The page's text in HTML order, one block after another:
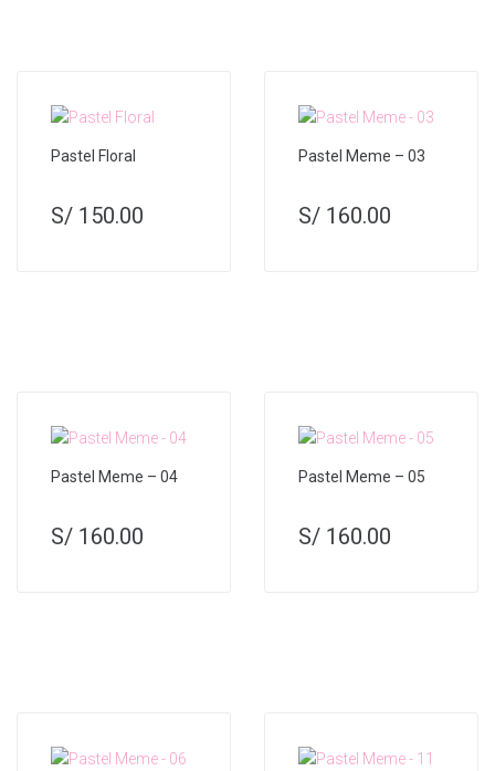
Pastel Floral
S/ 150.00
Pastel Meme – 03
S/ 160.00
Pastel Meme – 04
S/ 160.00
Pastel Meme – 05
S/ 160.00